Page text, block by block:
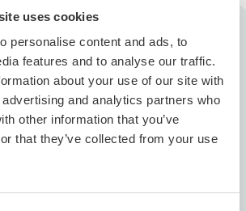
uses cookies
personalise content and ads, to
features and to analyse our traffic.
about your use of our site with
and analytics partners who
other information that you’ve
that they’ve collected from your use
filstørrelse, der kan uploades,
filformater accepteres:
du et unikt logo
publikation